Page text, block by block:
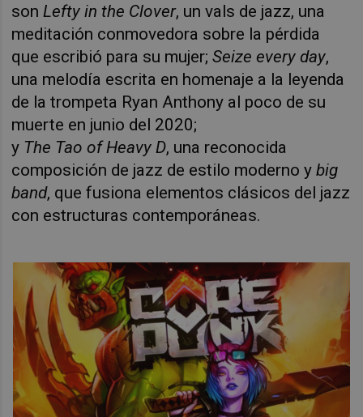
son Lefty in the Clover, un vals de jazz, una
meditación conmovedora sobre la pérdida
que escribió para su mujer;Seize every day,
una melodía escrita en homenaje a la leyenda
de la trompeta Ryan Anthony al poco de su
muerte en junio del 2020;
y The Tao of Heavy D, una reconocida
composición de jazz de estilo moderno ybig
band, que fusiona elementos clásicos del jazz
con estructuras contemporáneas.